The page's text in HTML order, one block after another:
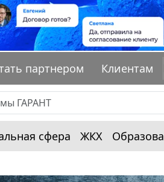
партнером Клиентам
сфера ЖКХ